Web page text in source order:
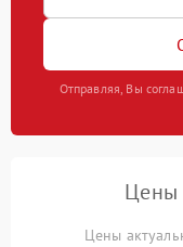
Отправляя, Вы
Цены
Цены